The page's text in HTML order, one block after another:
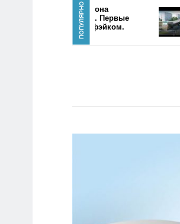
ПОПУЛЯРНО
Бутово. Первые
оказались фэйком.